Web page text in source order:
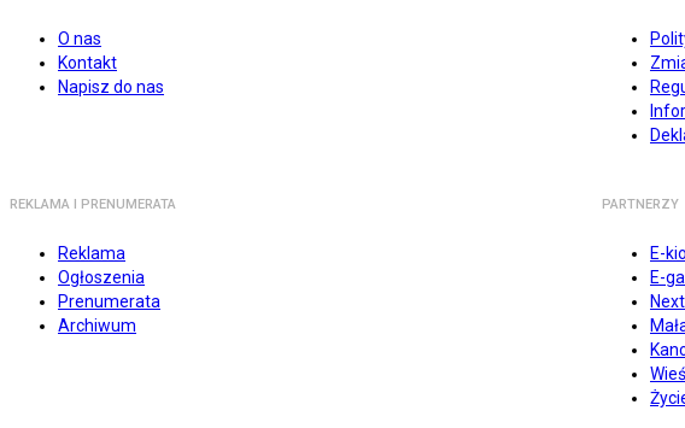
O nas
Kontakt
Napisz do nas
REKLAMA I PRENUMERATA
Reklama
Ogłoszenia
Prenumerata
Archiwum
PARTNERZY
E-
E-